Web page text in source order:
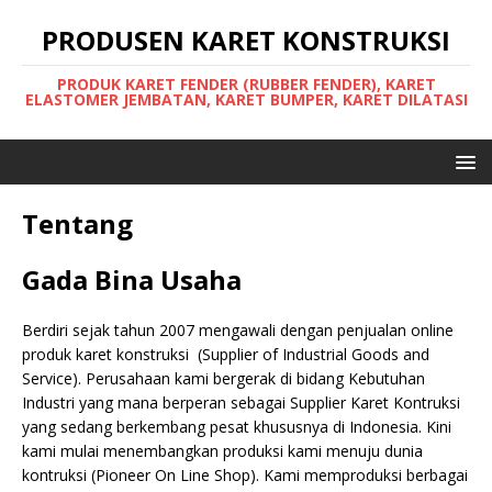
PRODUSEN KARET KONSTRUKSI
PRODUK KARET FENDER (RUBBER FENDER), KARET
ELASTOMER JEMBATAN, KARET BUMPER, KARET DILATASI
Tentang
Gada Bina Usaha
Berdiri sejak tahun 2007 mengawali dengan penjualan online
produk karet konstruksi (Supplier of Industrial Goods and
Service). Perusahaan kami bergerak di bidang Kebutuhan
Industri yang mana berperan sebagai Supplier Karet Kontruksi
yang sedang berkembang pesat khususnya di Indonesia. Kini
kami mulai menembangkan produksi kami menuju dunia
kontruksi (Pioneer On Line Shop). Kami memproduksi berbagai